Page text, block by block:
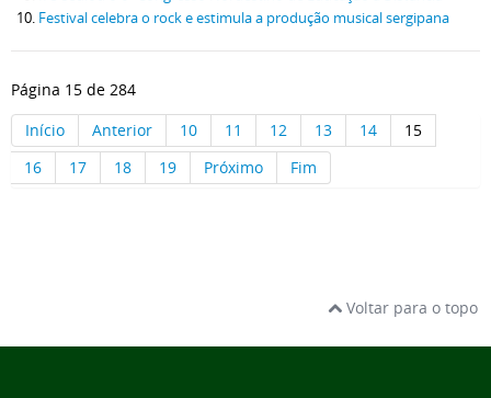
Festival celebra o rock e estimula a produção musical sergipana
Página 15 de 284
Início
Anterior 10 11 12 13 14
15
16
17 18 19 Próximo Fim
Voltar para o topo